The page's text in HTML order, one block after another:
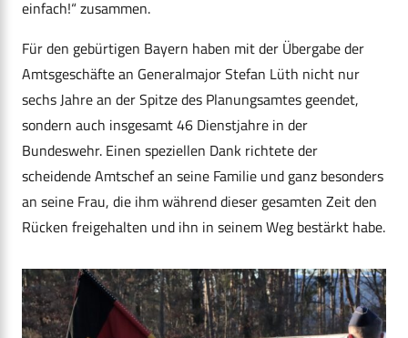
einfach!“ zusammen.
Für den gebürtigen Bayern haben mit der Übergabe der
Amtsgeschäfte an Generalmajor Stefan Lüth nicht nur
sechs Jahre an der Spitze des Planungsamtes geendet,
sondern auch insgesamt 46 Dienstjahre in der
Bundeswehr. Einen speziellen Dank richtete der
scheidende Amtschef an seine Familie und ganz besonders
an seine Frau, die ihm während dieser gesamten Zeit den
Rücken freigehalten und ihn in seinem Weg bestärkt habe.